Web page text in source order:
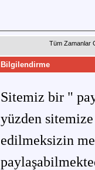
Tüm Zamanlar
Bilgilendirme
Sitemiz bir "
yüzden
edilmeksizin